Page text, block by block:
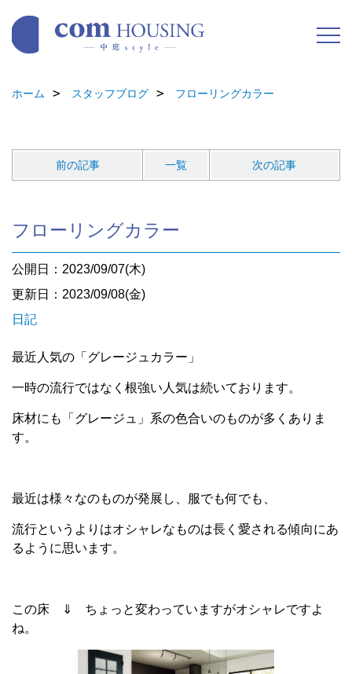
ホーム スタッフブログ フローリングカラー
前の記事 一覧 次の記事
フローリングカラー
公開日：2023/09/07(木)
更新日：2023/09/08(金)
日記
最近人気の「グレージュカラー」
一時の流行ではなく根強い人気は続いております。
床材にも「グレージュ」系の色合いのものが多くありま
す。
最近は様々なのものが発展し、服でも何でも、
流行というよりはオシャレなものは長く愛される傾向にあ
るように思います。
この床 ⇓ ちょっと変わっていますがオシャレですよ
ね。